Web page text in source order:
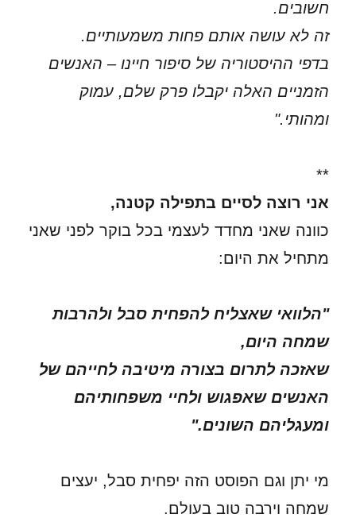
חשובים.
זה לא עושה אותם פחות משמעותיים.
בדפי ההיסטוריה של סיפור חיינו – האנשים
הזמניים האלה יקבלו פרק שלם, עמוק
ומהותי."
**
אני רוצה לסיים בתפילה קטנה,
כוונה שאני מחדד לעצמי בכל בוקר לפני שאני
מתחיל את היום:
"הלוואי שאצליח להפחית סבל ולהרבות
שמחה היום,
שאזכה לתרום בצורה מיטיבה לחייהם של
האנשים שאפגוש ולחיי משפחותיהם
ומעגליהם השונים."
מי יתן וגם הפוסט הזה יפחית סבל, יעצים
שמחה וירבה טוב בעולם.